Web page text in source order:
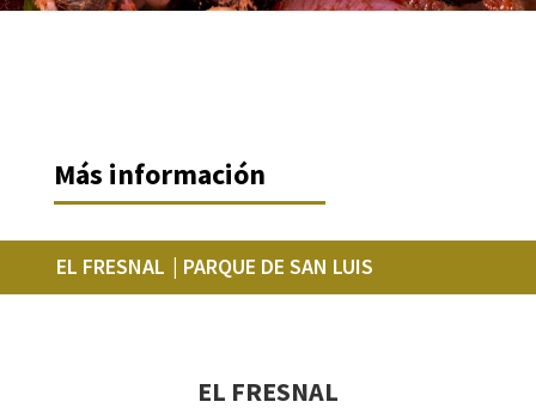
Más información
EL FRESNAL | PARQUE DE SAN LUIS
EL FRESNAL